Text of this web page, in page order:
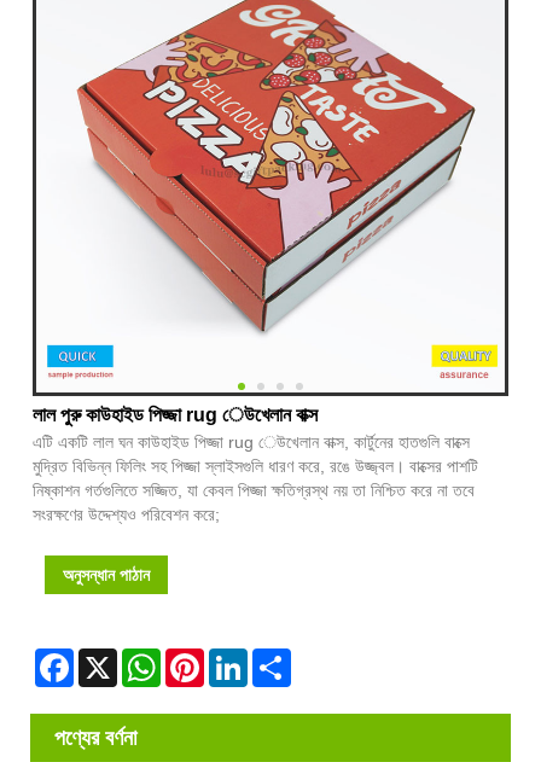
লাল পুরু কাউহাইড পিজ্জা rug েউখেলান বাক্স
এটি একটি লাল ঘন কাউহাইড পিজ্জা rug েউখেলান বাক্স, কার্টুনের হাতগুলি বাক্সে
মুদ্রিত বিভিন্ন ফিলিং সহ পিজ্জা স্লাইসগুলি ধারণ করে, রঙে উজ্জ্বল। বাক্সের পাশটি
নিষ্কাশন গর্তগুলিতে সজ্জিত, যা কেবল পিজ্জা ক্ষতিগ্রস্থ নয় তা নিশ্চিত করে না তবে
সংরক্ষণের উদ্দেশ্যও পরিবেশন করে;
অনুসন্ধান পাঠান
Facebook
X WhatsAppPinterestLinkedIn
পণ্যের বর্ণনা